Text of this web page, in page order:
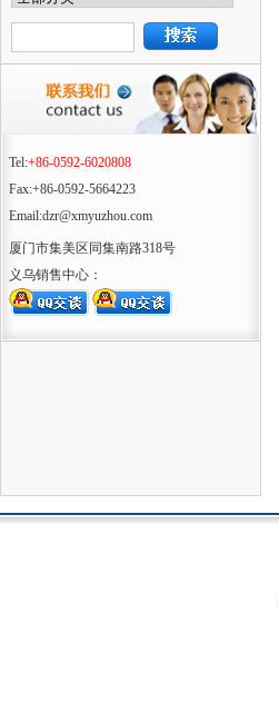
Tel:+86-0592-6020808
Fax:+86-0592-5664223
Email:dzr@xmyuzhou.com
厦门市集美区同集南路318号
义乌销售中心：